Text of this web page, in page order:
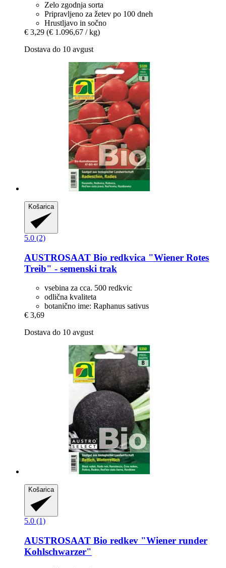
Zelo zgodnja sorta
Pripravljeno za žetev po 100 dneh
Hrustljavo in sočno
€ 3,29 (€ 1.096,67 / kg)
Dostava do 10 avgust
Košarica
5.0 (2)
AUSTROSAAT Bio redkvica "Wiener Rotes
Treib" -​ semenski trak
vsebina za cca. 500 redkvic
odlična kvaliteta
botanično ime: Raphanus sativus
€ 3,69
Dostava do 10 avgust
Košarica
5.0 (1)
AUSTROSAAT Bio redkev "Wiener runder
Kohlschwarzer"